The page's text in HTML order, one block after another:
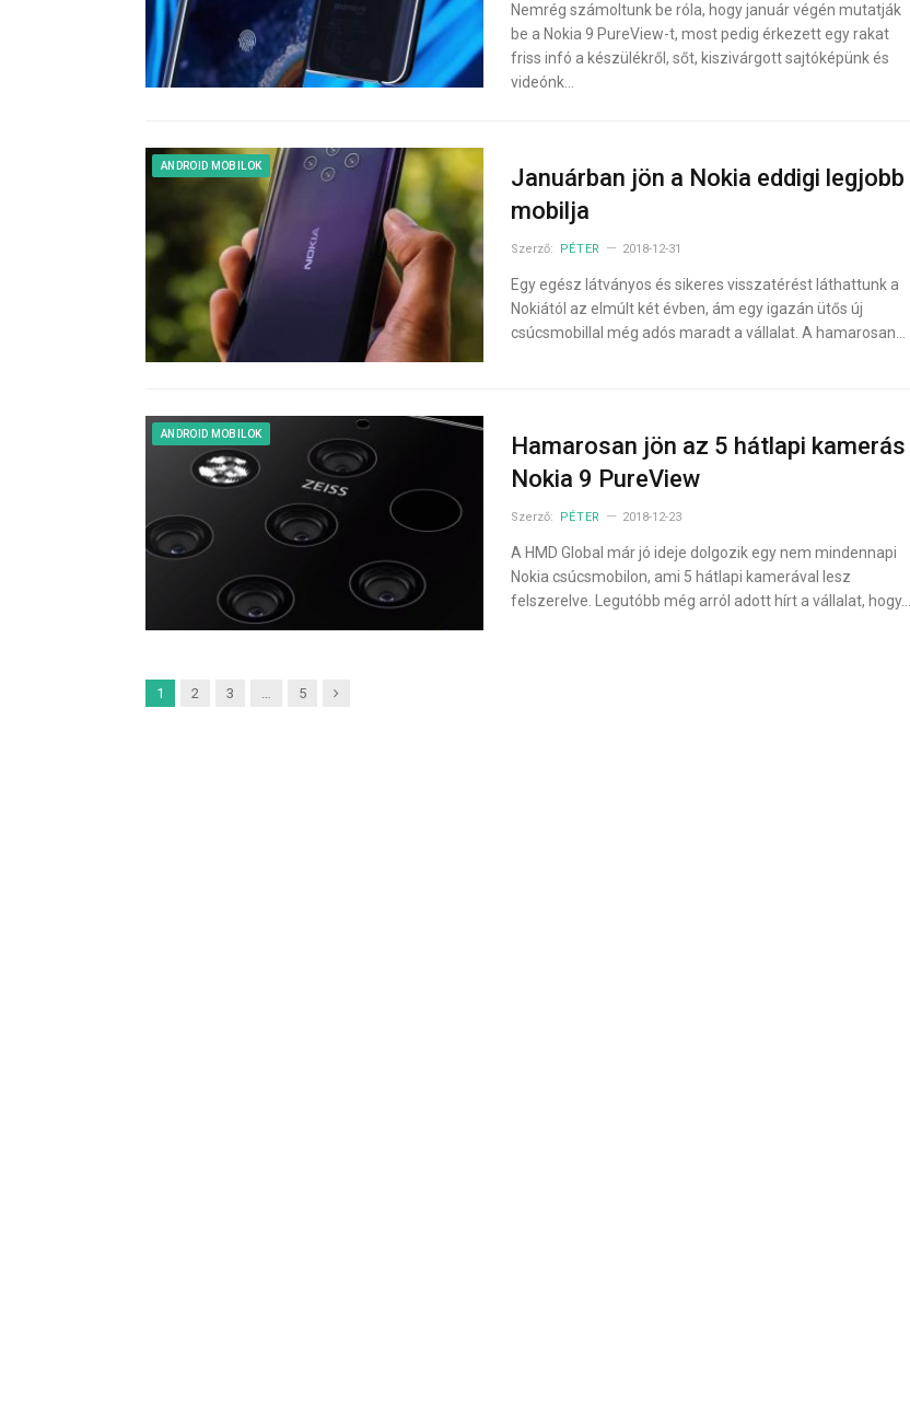
Nemrég számoltunk be róla, hogy január végén mutatják
be a Nokia 9 PureView-t, most pedig érkezett egy rakat
friss infó a készülékről, sőt, kiszivárgott sajtóképünk és
videónk…
ANDROID MOBILOK
Januárban jön a Nokia eddigi legjobb
mobilja
Szerző: PÉTER 2018-12-31
Egy egész látványos és sikeres visszatérést láthattunk a
Nokiától az elmúlt két évben, ám egy igazán ütős új
csúcsmobillal még adós maradt a vállalat. A hamarosan…
ANDROID MOBILOK
Hamarosan jön az 5 hátlapi kamerás
Nokia 9 PureView
Szerző: PÉTER 2018-12-23
A HMD Global már jó ideje dolgozik egy nem mindennapi
Nokia csúcsmobilon, ami 5 hátlapi kamerával lesz
felszerelve. Legutóbb még arról adott hírt a vállalat, hogy…
1 2 3 … 5 Next